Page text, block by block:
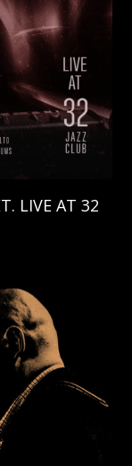
LIVE AT 32